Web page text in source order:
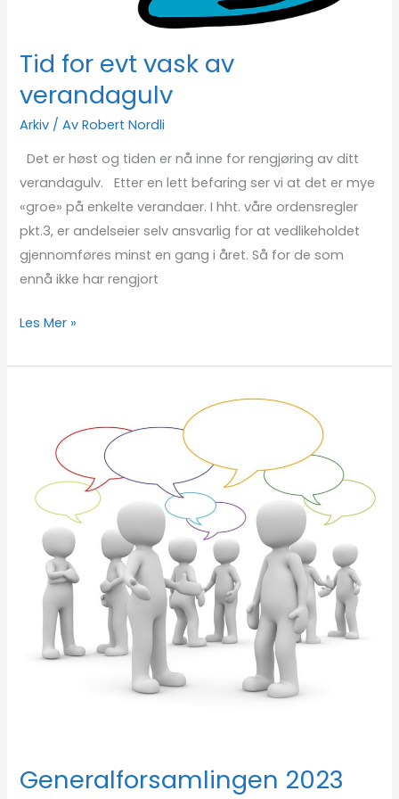
Tid for evt vask av
verandagulv
Arkiv / Av Robert Nordli
Det er høst og tiden er nå inne for rengjøring av ditt
verandagulv. Etter en lett befaring ser vi at det er mye
«groe» på enkelte verandaer. I hht. våre ordensregler
pkt.3, er andelseier selv ansvarlig for at vedlikeholdet
gjennomføres minst en gang i året. Så for de som
ennå ikke har rengjort
Les Mer »
Generalforsamlingen 2023